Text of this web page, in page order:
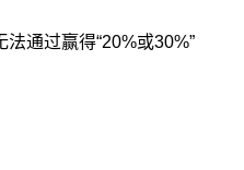
通过赢得“20%或30%”